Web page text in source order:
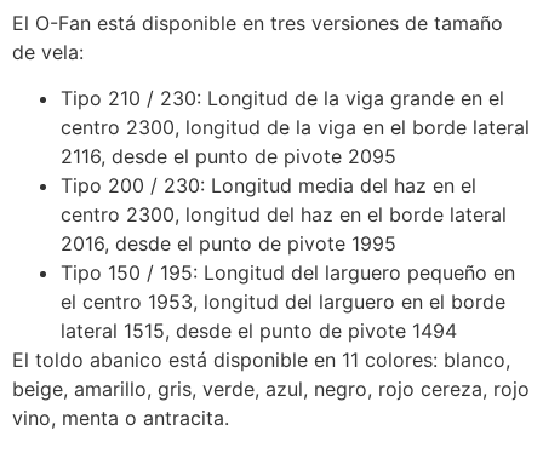
El O-Fan está disponible en tres versiones de tamaño
de vela:
Tipo 210 / 230: Longitud de la viga grande en el
centro 2300, longitud de la viga en el borde lateral
2116, desde el punto de pivote 2095
Tipo 200 / 230: Longitud media del haz en el
centro 2300, longitud del haz en el borde lateral
2016, desde el punto de pivote 1995
Tipo 150 / 195: Longitud del larguero pequeño en
el centro 1953, longitud del larguero en el borde
lateral 1515, desde el punto de pivote 1494
El toldo abanico está disponible en 11 colores: blanco,
beige, amarillo, gris, verde, azul, negro, rojo cereza, rojo
vino, menta o antracita.